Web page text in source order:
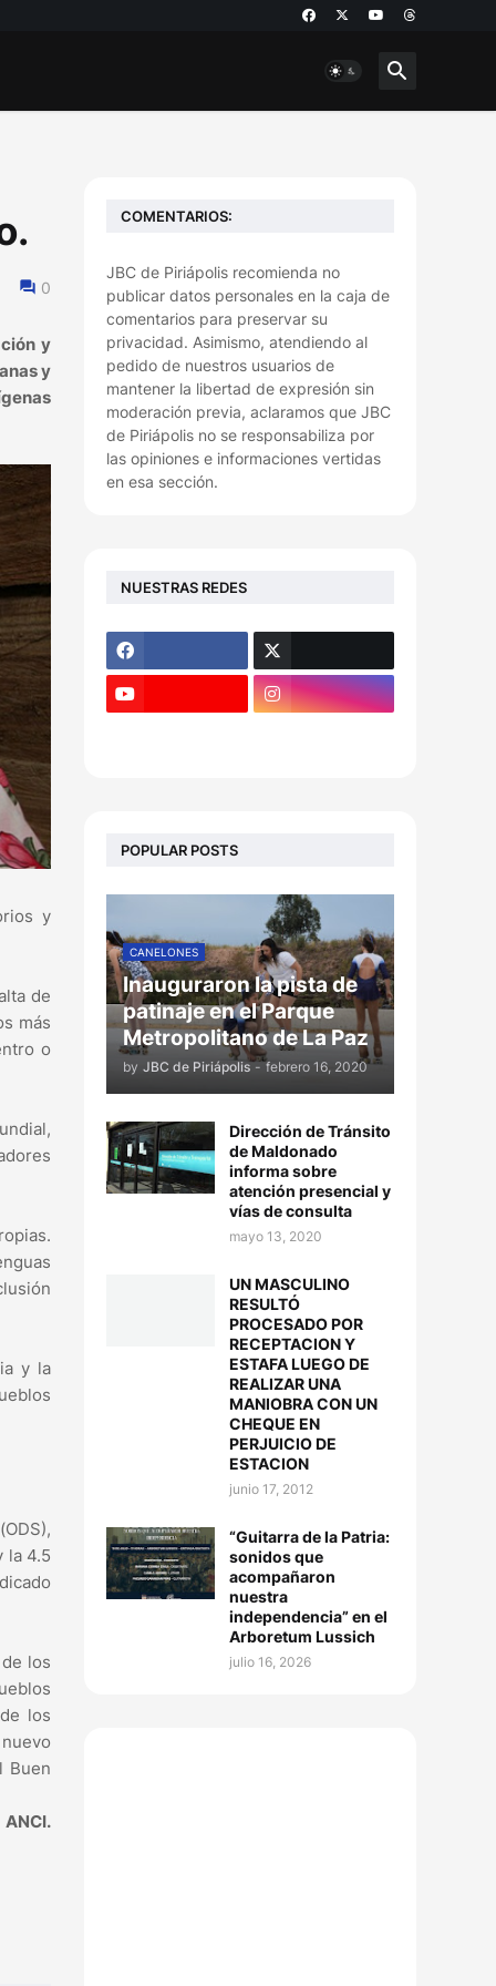
0
y
y
y
de
más
o
y la
la 4.5
los
los
Buen
ANCI.
COMENTARIOS:
JBC de Piriápolis recomienda no
publicar datos personales en la caja de
comentarios para preservar su
privacidad. Asimismo, atendiendo al
pedido de nuestros usuarios de
mantener la libertad de expresión sin
moderación previa, aclaramos que JBC
de Piriápolis no se responsabiliza por
las opiniones e informaciones vertidas
en esa sección.
NUESTRAS REDES
POPULAR POSTS
CANELONES
Inauguraron la pista de
patinaje en el Parque
Metropolitano de La Paz
by JBC de Piriápolis - febrero 16, 2020
Dirección de Tránsito
de Maldonado
informa sobre
atención presencial y
vías de consulta
mayo 13, 2020
UN MASCULINO
RESULTÓ
PROCESADO POR
RECEPTACION Y
ESTAFA LUEGO DE
REALIZAR UNA
MANIOBRA CON UN
CHEQUE EN
PERJUICIO DE
ESTACION
junio 17, 2012
“Guitarra de la Patria:
sonidos que
acompañaron
nuestra
independencia” en el
Arboretum Lussich
julio 16, 2026